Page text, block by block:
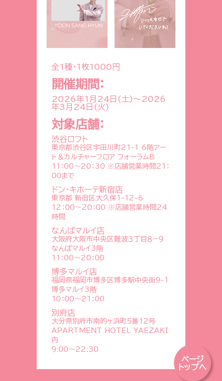
全1種・1枚1000円
開催期間：
2026年1月24日(土) ～ 2026
年3月24日(火)
対象店舗：
渋谷ロフト
東京都渋谷区宇田川町21-1 6階アー
ト＆カルチャーフロア フォーラムB
11：00～20：30 ※店舗営業時間21：
00まで
ドン・キホーテ新宿店
東京都 新宿区大久保1-12-6
12：00～20：00 ※店舗営業時間24
時間
なんばマルイ店
大阪府大阪市中央区難波３丁目８−９
なんばマルイ3階
11：00～20：00
博多マルイ店
福岡県福岡市博多区博多駅中央街9-1
博多マルイ3階
10：00～21：00
別府店
大分県別府市南的ヶ浜町5番12号
APARTMENT HOTEL YAEZAKI
内
9:00〜22:30
ページ
トップへ